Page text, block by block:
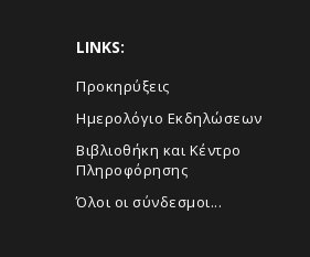
LINKS:
Προκηρύξεις
Ημερολόγιο Εκδηλώσεων
Βιβλιοθήκη και Κέντρο
Πληροφόρησης
Όλοι οι σύνδεσμοι...